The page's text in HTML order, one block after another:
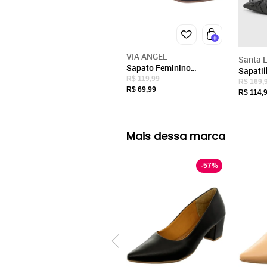
VIA ANGEL
Sapato Feminino
Slingback Mary Jane
Scarpin Salto Grosso Bico
R$ 119,99
R$ 69,99
Santa
Lolla
Croco
R$
R$
Mais dessa marca
-57%